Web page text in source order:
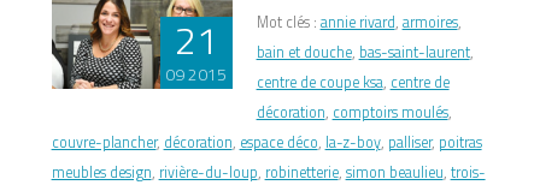
21
09 2015
Mot clés : annie rivard, armoires,
bain et douche, bas-saint-laurent,
centre de coupe ksa, centre de
décoration, comptoirs moulés,
couvre-plancher, décoration, espace déco, la-z-boy, palliser, poitras
meubles design, rivière-du-loup, robinetterie, simon beaulieu, trois-